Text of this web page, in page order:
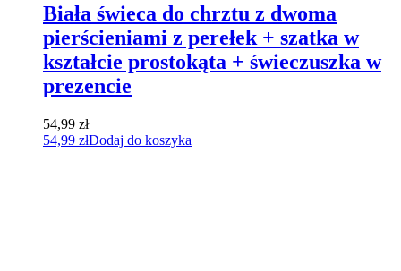
Biała świeca do chrztu z dwoma
pierścieniami z perełek + szatka w
kształcie prostokąta + świeczuszka w
prezencie
54,99 zł
54,99 złDodaj do koszyka